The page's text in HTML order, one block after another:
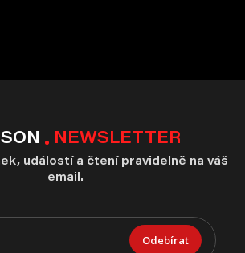
NEWSLETTER
událostí a čtení pravidelně na váš
email.
Odebírat